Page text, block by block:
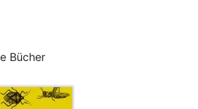
Bücher